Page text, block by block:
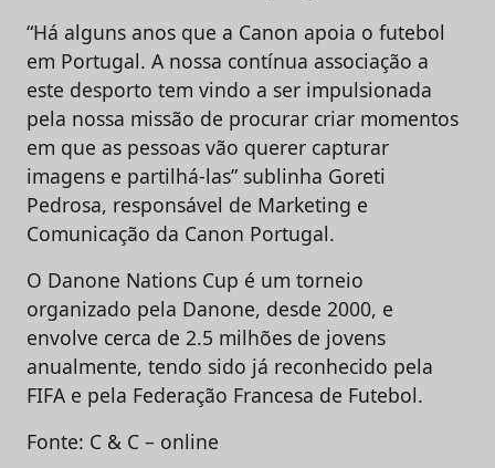
“Há alguns anos que a Canon apoia o futebol
em Portugal. A nossa contínua associação a
este desporto tem vindo a ser impulsionada
pela nossa missão de procurar criar momentos
em que as pessoas vão querer capturar
imagens e partilhá-las” sublinha Goreti
Pedrosa, responsável de Marketing e
Comunicação da Canon Portugal.
O Danone Nations Cup é um torneio
organizado pela Danone, desde 2000, e
envolve cerca de 2.5 milhões de jovens
anualmente, tendo sido já reconhecido pela
FIFA e pela Federação Francesa de Futebol.
Fonte: C & C – online